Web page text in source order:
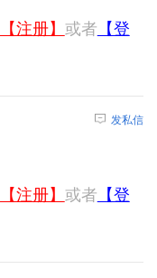
【注册】 或者 【登
发私信
【注册】 或者 【登